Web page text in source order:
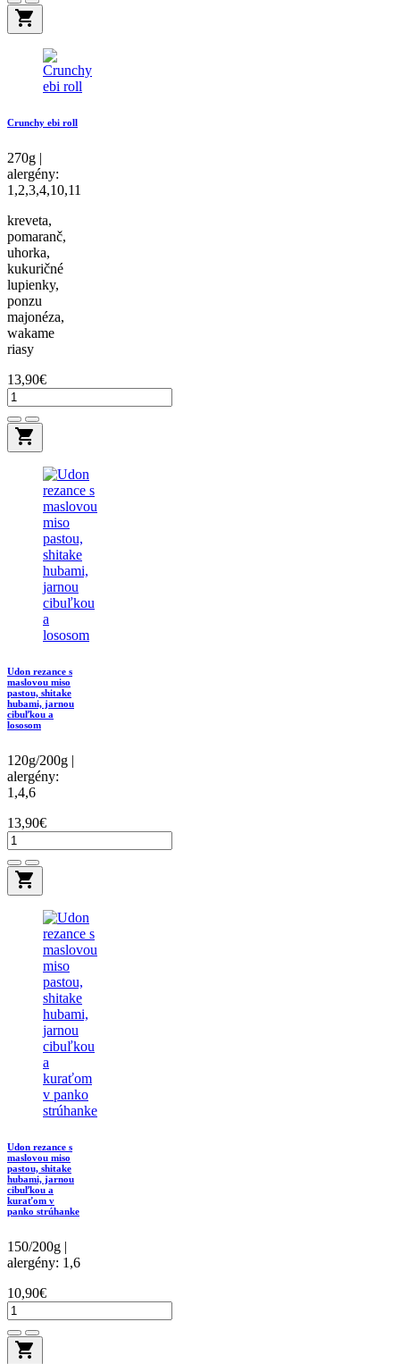
shopping_cart
Crunchy ebi roll
270g |
alergény:
1,2,3,4,10,11
kreveta,
pomaranč,
uhorka,
kukuričné
lupienky,
ponzu
majonéza,
wakame
riasy
13,90€
shopping_cart
Udon rezance s
maslovou miso
pastou, shitake
hubami, jarnou
cibuľkou a
lososom
120g/200g |
alergény:
1,4,6
13,90€
shopping_cart
Udon rezance s
maslovou miso
pastou, shitake
hubami, jarnou
cibuľkou a
kuraťom v
panko strúhanke
150/200g |
alergény: 1,6
10,90€
shopping_cart